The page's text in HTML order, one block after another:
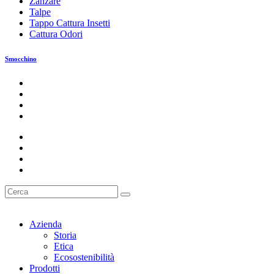
Talpe
Tappo Cattura Insetti
Cattura Odori
Smocchino
Azienda
Storia
Etica
Ecosostenibilità
Prodotti